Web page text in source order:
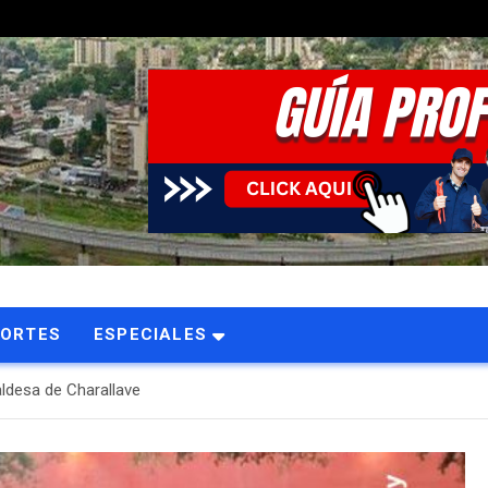
ESPECIALES
de Charallave